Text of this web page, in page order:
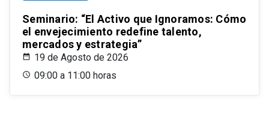
Seminario: “El Activo que Ignoramos: Cómo
el envejecimiento redefine talento,
mercados y estrategia”
19 de Agosto de 2026
09:00 a 11:00 horas